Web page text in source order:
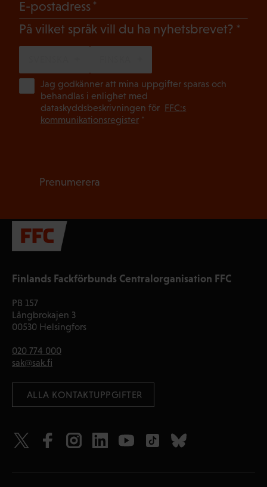
Finlands Fackförbunds Centralorganisation FFC
PB 157
Långbrokajen 3
00530 Helsingfors
020 774 000
sak@sak.fi
ALLA KONTAKTUPPGIFTER
E-postadress
På vilket språk vill du ha nyhetsbrevet?
Jag godkänner att mina uppgifter sparas och
behandlas i enlighet med
dataskyddsbeskrivningen för FFC:s
kommunikationsregister*
Prenumerera